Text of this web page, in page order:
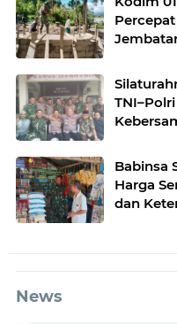
Babinsa
Harga
dan
News